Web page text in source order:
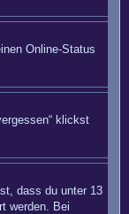
Online-Status
klickst
dass du unter 13
werden. Bei